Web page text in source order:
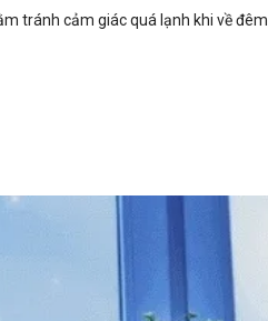
tránh cảm giác quá lạnh khi về đêm.